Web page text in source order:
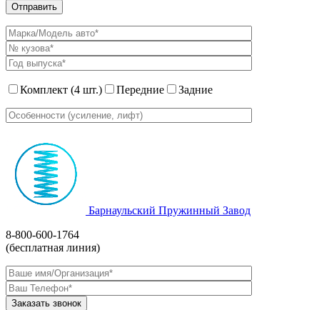
Комплект (4 шт.) Передние Задние
Барнаульский Пружинный Завод
8-800-600-1764
(бесплатная линия)